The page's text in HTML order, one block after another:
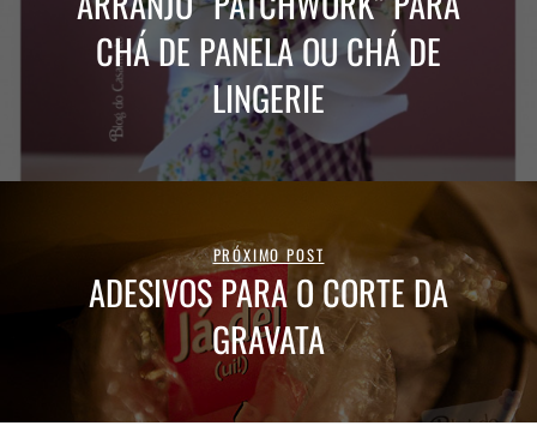
CHÁ DE PANELA OU CHÁ DE
LINGERIE
PRÓXIMO POST
ADESIVOS PARA O CORTE DA
GRAVATA